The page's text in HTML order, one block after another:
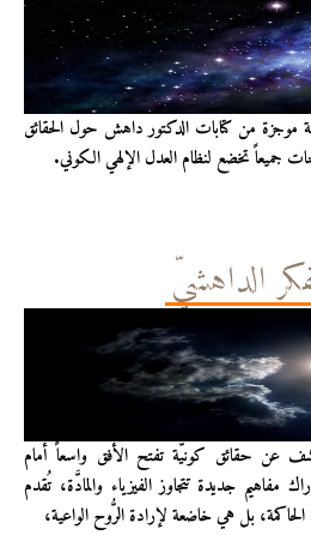
من كتابات الدكتور داهش حول الحقائق
جميعاً تخضع لنظام العدل الإلهي الكوني.
الداهشيّ
عن حقائق كونيَّة تفتح الأفق واسعاً أمام
مفاهيم جديدة تتجاوز الفيزياء والمادَّة، تُقدم
بل هي خاضعة لإرادة الرُّوح الواعية،